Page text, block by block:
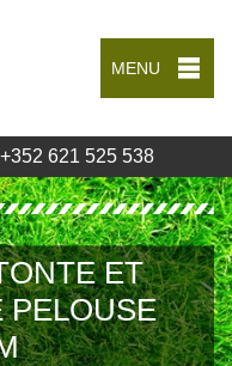
MENU
+352 621 525 538
ET
PELOUSE